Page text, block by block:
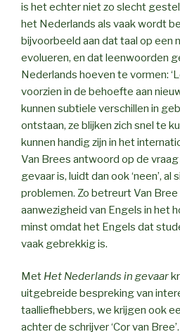
is het echter niet zo slecht
het Nederlands als vaak wordt
bijvoorbeeld aan dat taal op een
evolueren, en dat leenwoorden
Nederlands hoeven te vormen:
voorzien in de behoefte aan
kunnen subtiele verschillen in
ontstaan, ze blijken zich snel te
kunnen handig zijn in het
Van Brees antwoord op de
gevaar is, luidt dan ook ‘neen’,
problemen. Zo betreurt Van
aanwezigheid van Engels in het
minst omdat het Engels dat
vaak gebrekkig is.
Met Het Nederlands in gevaar
uitgebreide bespreking van
taalliefhebbers, we krijgen ook
achter de schrijver ‘Cor van